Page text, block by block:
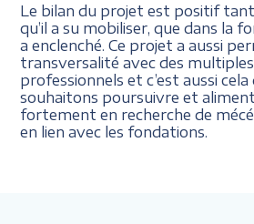
Le bilan du projet est positif
qu’il a su mobiliser, que dans la
a enclenché. Ce projet a aussi
transversalité avec des
professionnels et c’est aussi cela
souhaitons poursuivre et
fortement en recherche de
en lien avec les fondations.